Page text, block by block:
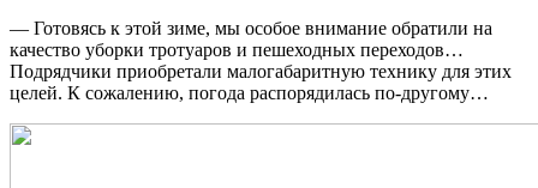
— Готовясь к этой зиме, мы особое внимание обратили на
качество уборки тротуаров и пешеходных переходов…
Подрядчики приобретали малогабаритную технику для этих
целей. К сожалению, погода распорядилась по-другому…